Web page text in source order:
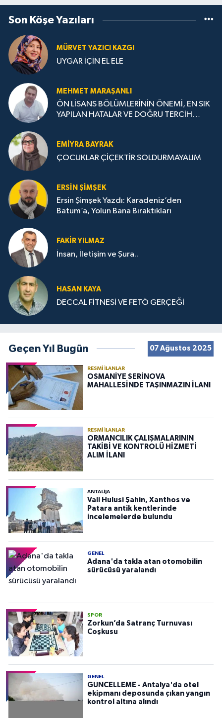
Son Köşe Yazıları
MÜRVET YAZICI KAZGI
UYGAR İÇİN EL ELE
MEHMET MARAŞANLI
ÖN LİSANS BÖLÜMLERİNİN ÖNEMİ, EN SIK
YAPILAN HATALAR VE DOĞRU TERCİH
EMIYRA BAYRAK
ÇOCUKLAR ÇİÇEKTİR SOLDURMAYALIM
ERSIN ŞIMŞEK
Ersin Şimşek Yazdı: Karadeniz’den
Batum’a, Yolun Bana Bıraktıkları
FAKIR YILMAZ
İnsan, İletişim ve Şura..
HASAN KAYA
DECCAL FİTNESİ VE FETÖ GERÇEĞİ
Geçen Yıl Bugün 07 Ağustos 2025
RESMI İLANLAR
OSMANİYE SERİNOVA
MAHALLESİNDE TAŞINMAZIN İLANI
RESMI İLANLAR
ORMANCILIK ÇALIŞMALARININ
TAKİBİ VE KONTROLÜ HİZMETİ
ALIM İLANI
ANTALIJA
Vali Hulusi Şahin, Xanthos ve
Patara antik kentlerinde
incelemelerde bulundu
GENEL
Adana'da takla atan otomobilin
sürücüsü yaralandı
SPOR
Zorkun’da Satranç Turnuvası
Coşkusu
GENEL
GÜNCELLEME - Antalya'da otel
ekipmanı deposunda çıkan yangın
kontrol altına alındı